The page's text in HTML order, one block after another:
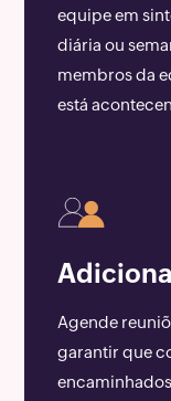
equipe em
diária ou
membros da
está
Agende
garantir que